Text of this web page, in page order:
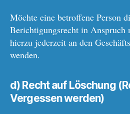
Möchte eine betroffene Person
Berichtigungsrecht in Anspruch
hierzu jederzeit an den
wenden.
d) Recht auf Löschung
Vergessen werden)